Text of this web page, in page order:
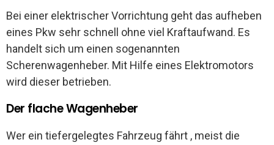
Bei einer elektrischer Vorrichtung geht das aufheben
eines Pkw sehr schnell ohne viel Kraftaufwand. Es
handelt sich um einen sogenannten
Scherenwagenheber. Mit Hilfe eines Elektromotors
wird dieser betrieben.
Der flache Wagenheber
Wer ein tiefergelegtes Fahrzeug fährt , meist die